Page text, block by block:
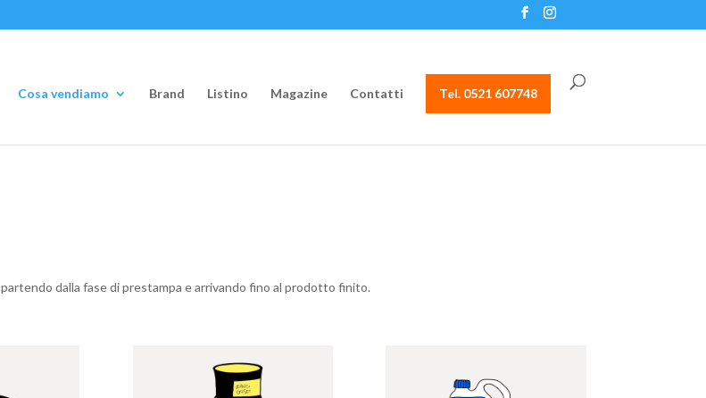
Cosa vendiamo Brand Listino Magazine Contatti Tel. 0521 607748
partendo dalla fase di prestampa e arrivando fino al prodotto finito.